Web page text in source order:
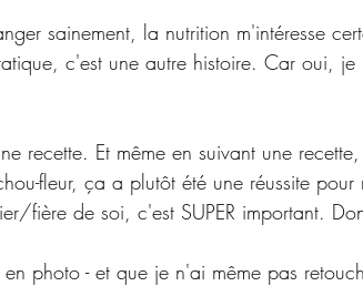
sainement, la nutrition m'intéresse
c'est une autre histoire. Car oui, je
recette. Et même en suivant une recette,
fleur, ça a plutôt été une réussite
fière de soi, c'est SUPER important.
photo - et que je n'ai même pas